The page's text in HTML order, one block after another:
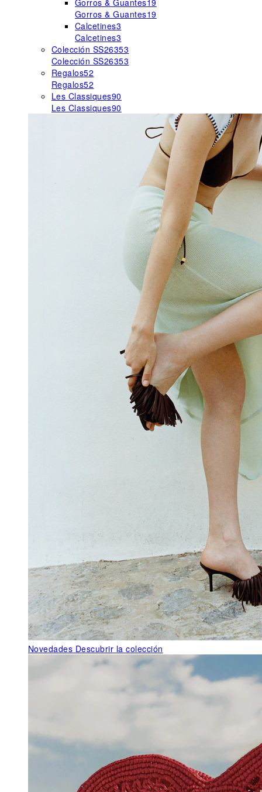
Gorros & Guantes19
Gorros & Guantes19
Calcetines3
Calcetines3
Colección SS26353
Colección SS26353
Regalos52
Regalos52
Les Classiques90
Les Classiques90
Novedades Descubrir la colección